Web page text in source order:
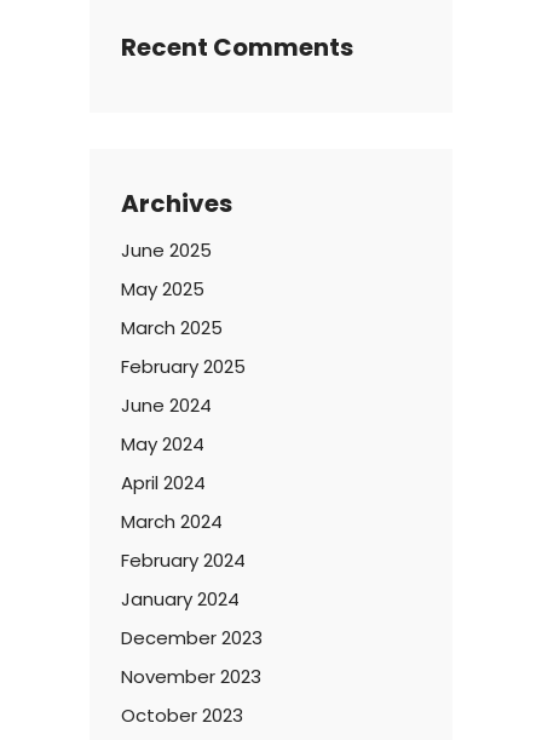
Recent Comments
Archives
June 2025
May 2025
March 2025
February 2025
June 2024
May 2024
April 2024
March 2024
February 2024
January 2024
December 2023
November 2023
October 2023